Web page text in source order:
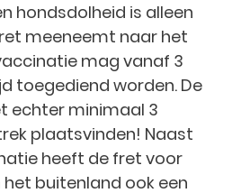
hondsdolheid is alleen
meeneemt naar het
mag vanaf 3
toegediend worden. De
echter minimaal 3
plaatsvinden! Naast
heeft de fret voor
het buitenland ook een